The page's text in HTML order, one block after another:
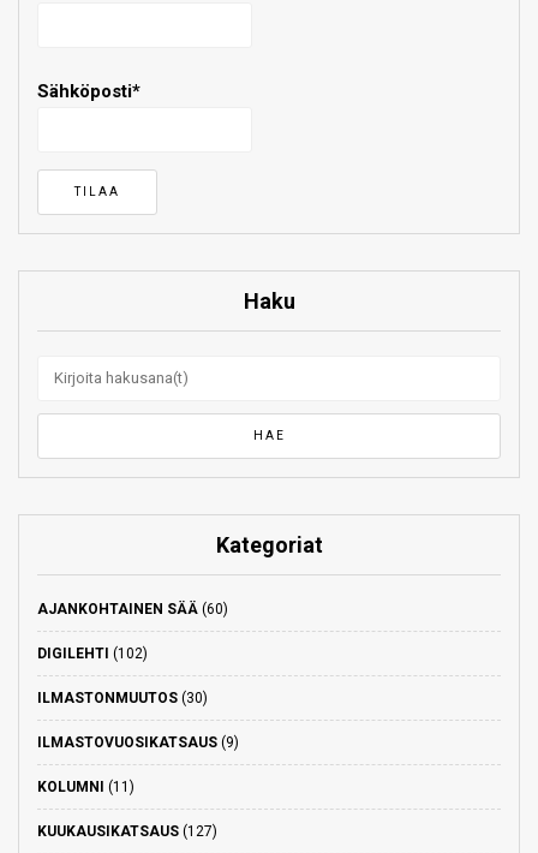
Sähköposti*
Haku
Kategoriat
AJANKOHTAINEN SÄÄ (60)
DIGILEHTI (102)
ILMASTONMUUTOS (30)
ILMASTOVUOSIKATSAUS (9)
KOLUMNI (11)
KUUKAUSIKATSAUS (127)